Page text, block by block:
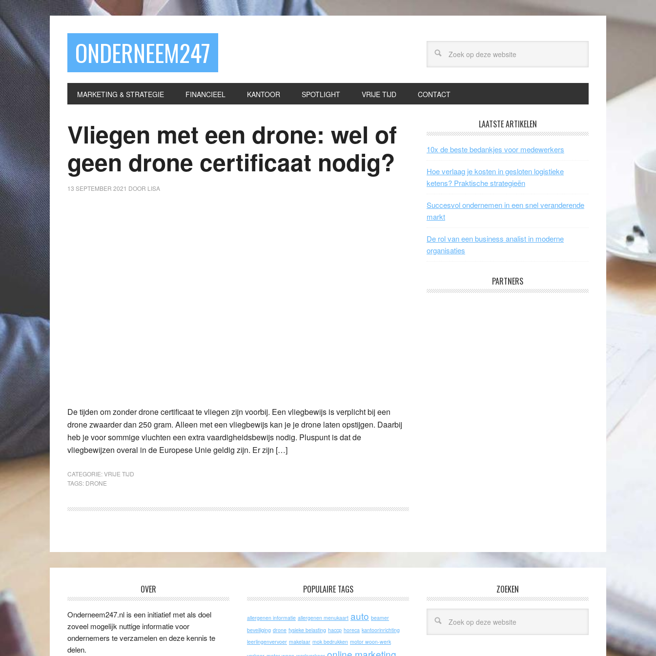
ONDERNEEM247
MARKETING & STRATEGIE FINANCIEEL KANTOOR SPOTLIGHT VRIJE TIJD CONTACT
Vliegen met een drone: wel of
geen drone certificaat nodig?
13 SEPTEMBER 2021 DOOR LISA
De tijden om zonder drone certificaat te vliegen zijn voorbij. Een vliegbewijs is verplicht bij een
drone zwaarder dan 250 gram. Alleen met een vliegbewijs kan je je drone laten opstijgen. Daarbij
heb je voor sommige vluchten een extra vaardigheidsbewijs nodig. Pluspunt is dat de
vliegbewijzen overal in de Europese Unie geldig zijn. Er zijn […]
CATEGORIE:VRIJE TIJD
TAGS: DRONE
LAATSTE ARTIKELEN
10x de beste bedankjes voor medewerkers
Hoe verlaag je kosten in gesloten logistieke
ketens? Praktische strategieën
Succesvol ondernemen in een snel veranderende
markt
De rol van een business analist in moderne
organisaties
PARTNERS
OVER
Onderneem247.nl is een initiatief met als doel
zoveel mogelijk nuttige informatie voor
ondernemers te verzamelen en deze kennis te
delen.
POPULAIRE TAGS
allergenen informatie allergenen menukaart auto beamer
beveiliging drone fysieke belasting haccp horeca kantoorinrichting
leerlingenvervoer makelaar mok bedrukken motor woon-werk
ZOEKEN